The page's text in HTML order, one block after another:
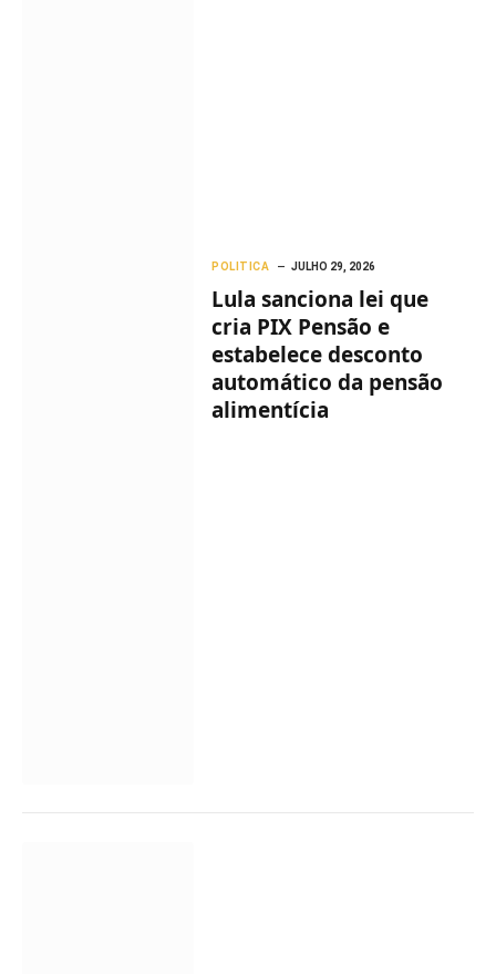
POLITICA JULHO 29, 2026
Lula sanciona lei que
cria PIX Pensão e
estabelece desconto
automático da pensão
alimentícia